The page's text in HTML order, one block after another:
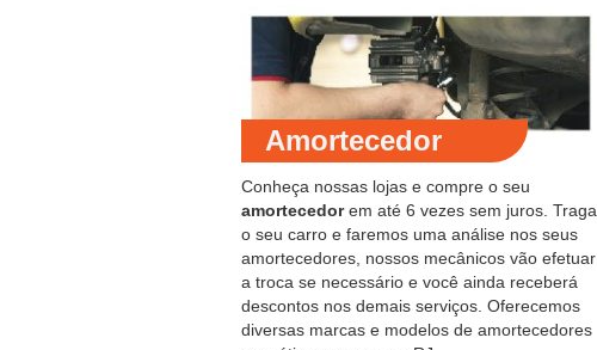
Amortecedor
Conheça nossas lojas e compre o seu
amortecedorem até 6 vezes sem juros. Traga
o seu carro e faremos uma análise nos seus
amortecedores, nossos mecânicos vão efetuar
a troca se necessário e você ainda receberá
descontos nos demais serviços. Oferecemos
diversas marcas e modelos de amortecedores